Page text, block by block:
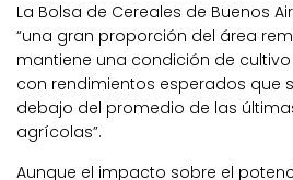
La Bolsa de Cereales de Buenos
“una gran proporción del área
mantiene una condición de
con rendimientos esperados que
debajo del promedio de las
agrícolas”.
Aunque el impacto sobre el